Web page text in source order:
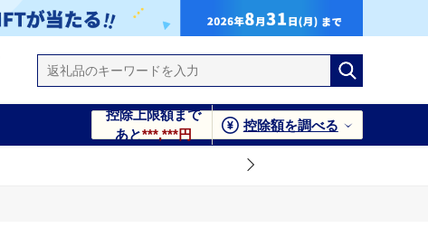
控除上限額まで
あと***,***円
控除額を調べる